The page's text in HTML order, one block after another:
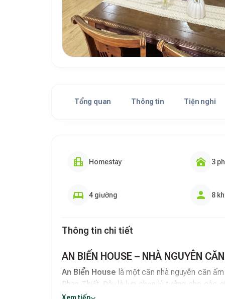
Tổng quan Thông tin Tiện nghi
Homestay 3
4 giường 8
Thông tin chi tiết
AN BIỂN HOUSE – NHÀ NGUYÊN
An Biển House là một căn nhà nguyên căn
Phan Thiết. Đây là lựa chọn lý tưởng cho các
riêng tư, thoải mái và thuận tiện để khám phá